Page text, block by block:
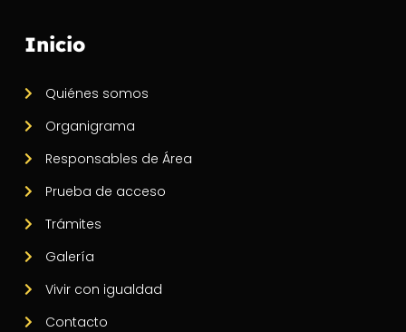
Inicio
Quiénes somos
Organigrama
Responsables de Área
Prueba de acceso
Trámites
Galería
Vivir con igualdad
Contacto